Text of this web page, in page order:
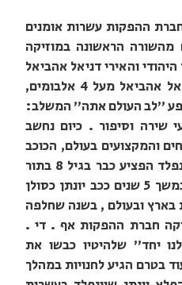
ההפקות עשרות אומנים
הראשונה במוזיקה
והאירי דניאל אהביאל
בשנים האחרונות הוציא דניאל אהביאל מעל 4 אלבומים,
"לב העולם אתה" המשלב:
שירה וסיפור . כיום נחשב
והמקצועים בעולם, הכוכב
העולמי ילד הפלא יונתן שיינפלד הפציע כבר בגיל 8 בתור
סולן להקת "הקינדרלך" . במשך 5 שנים ככב יונתן כסולן
ובעולם , בשנה שחלפה
חברת ההפקות אף . די .
יחד" שלהיטיו כבשו את
בטרם הגיע לחנויות במהלך